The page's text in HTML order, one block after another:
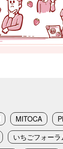
MITOCA
いちごフォーラ